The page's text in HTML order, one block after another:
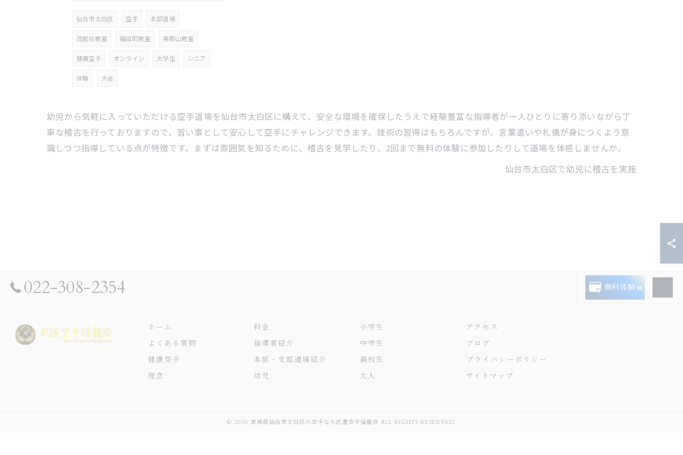
仙台市太白区 空手 本部道場
茂庭台教室 福田町教室 東郡山教室
健康空手 オンライン 大学生 シニア
体験 大会
幼児から気軽に入っていただける空手道場を仙台市太白区に構えて、安全な環境を確保したうえで経験豊富な指導者が一人ひとりに寄り添いながら丁
寧な稽古を行っておりますので、習い事として安心して空手にチャレンジできます。技術の習得はもちろんですが、言葉遣いや礼儀が身につくよう意
識しつつ指導している点が特徴です。まずは雰囲気を知るために、稽古を見学したり、2回まで無料の体験に参加したりして道場を体感しませんか。
仙台市太白区で幼児に稽古を実施
022-308-2354 無料体験
ホーム
よくある質問
健康空手
理念
料金
指導者紹介
本部・支部道場紹介
幼児
小学生
中学生
高校生
大人
アクセス
ブログ
プライバシーポリシー
サイトマップ
© 2026 宮城県仙台市太白区の空手なら武道空手信龍会 ALL RIGHTS RESERVED.